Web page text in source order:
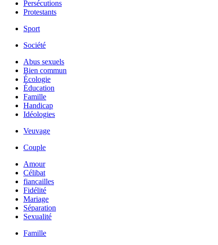
Persécutions
Protestants
Sport
Société
Abus sexuels
Bien commun
Écologie
Éducation
Famille
Handicap
Idéologies
Veuvage
Couple
Amour
Célibat
fiancailles
Fidélité
Mariage
Séparation
Sexualité
Famille